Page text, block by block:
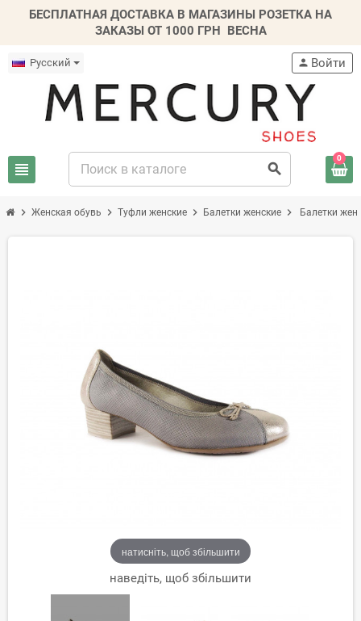
БЕСПЛАТНАЯ ДОСТАВКА В МАГАЗИНЫ РОЗЕТКА НА
ЗАКАЗЫ ОТ 1000 ГРН ВЕСНА
Русский
view_headline search
person Войти
0
chevron_right Женская обувь chevron_right Туфли женские chevron_right Балетки женские chevron_right Балетки
натисніть, щоб збільшити
наведіть, щоб збільшити